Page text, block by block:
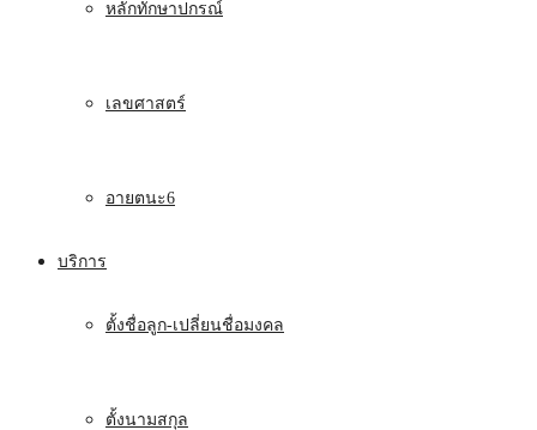
หลักทักษาปกรณ์
เลขศาสตร์
อายตนะ6
บริการ
ตั้งชื่อลูก-เปลี่ยนชื่อมงคล
ตั้งนามสกุล